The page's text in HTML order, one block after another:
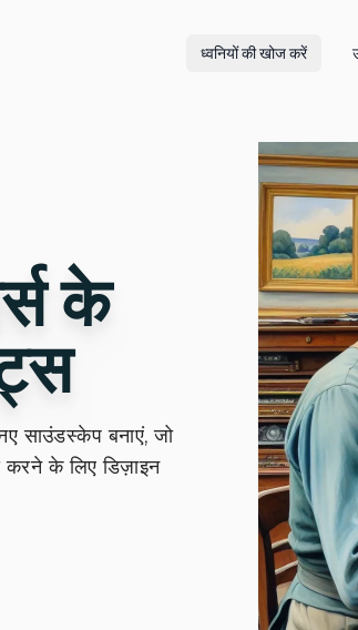
ध्वनियों की खोज करें
के
साउंडस्केप बनाएं, जो
के लिए डिज़ाइन